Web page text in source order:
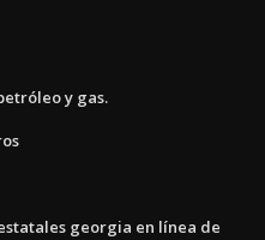
y gas.
georgia en línea de